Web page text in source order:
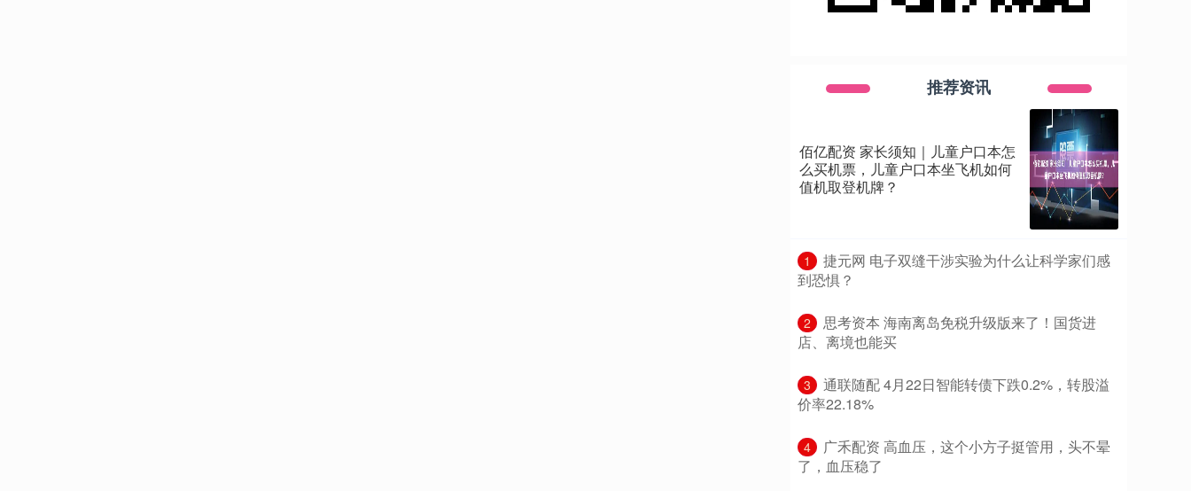
推荐资讯
佰亿配资 家长须知｜儿童户口本怎
么买机票，儿童户口本坐飞机如何
值机取登机牌？
1
​捷元网 电子双缝干涉实验为什么让科学家们感
到恐惧？
2
​思考资本 海南离岛免税升级版来了！国货进
店、离境也能买
3
​通联随配 4月22日智能转债下跌0.2%，转股溢
价率22.18%
4
​广禾配资 高血压，这个小方子挺管用，头不晕
了，血压稳了